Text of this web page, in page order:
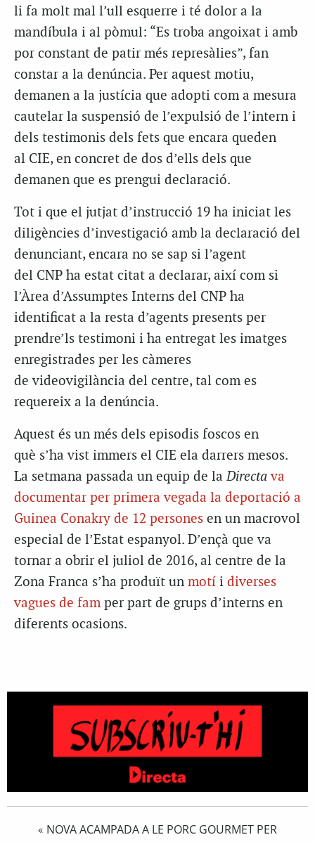
li fa molt mal l’ull esquerre i té dolor a la
mandíbula i al pòmul: “Es troba angoixat i amb
por constant de patir més represàlies”, fan
constar a la denúncia. Per aquest motiu,
demanen a la justícia que adopti com a mesura
cautelar la suspensió de l’expulsió de l’intern i
dels testimonis dels fets que encara queden
al CIE, en concret de dos d’ells dels que
demanen que es prengui declaració.
Tot i que el jutjat d’instrucció 19 ha iniciat les
diligències d’investigació amb la declaració del
denunciant, encara no se sap si l’agent
del CNP ha estat citat a declarar, així com si
l’Àrea d’Assumptes Interns del CNP ha
identificat a la resta d’agents presents per
prendre’ls testimoni i ha entregat les imatges
enregistrades per les càmeres
de videovigilància del centre, tal com es
requereix a la denúncia.
Aquest és un més dels episodis foscos en
què s’ha vist immers el CIE ela darrers mesos.
La setmana passada un equip de laDirecta va
documentar per primera vegada la deportació a
Guinea Conakry de 12 persones en un macrovol
especial de l’Estat espanyol. D’ençà que va
tornar a obrir el juliol de 2016, al centre de la
Zona Franca s’ha produït un motí i diverses
vagues de fam per part de grups d’interns en
diferents ocasions.
« NOVA ACAMPADA A LE PORC GOURMET PER